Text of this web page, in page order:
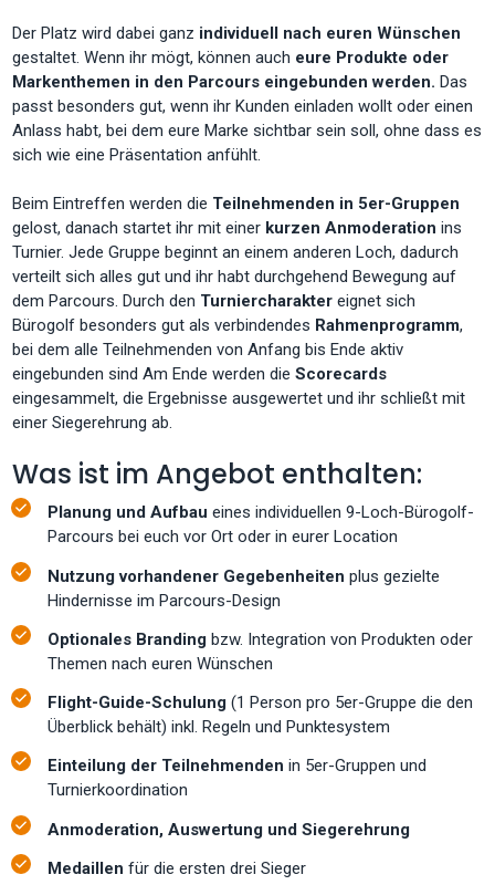
Der Platz wird dabei ganz individuell nach euren Wünschen
gestaltet. Wenn ihr mögt, können auch eure Produkte oder
Markenthemen in den Parcours eingebunden werden. Das
passt besonders gut, wenn ihr Kunden einladen wollt oder einen
Anlass habt, bei dem eure Marke sichtbar sein soll, ohne dass es
sich wie eine Präsentation anfühlt.
Beim Eintreffen werden die Teilnehmenden in 5er-Gruppen
gelost, danach startet ihr mit einer kurzen Anmoderation ins
Turnier. Jede Gruppe beginnt an einem anderen Loch, dadurch
verteilt sich alles gut und ihr habt durchgehend Bewegung auf
dem Parcours. Durch den Turniercharaktereignet sich
Bürogolf besonders gut als verbindendes Rahmenprogramm,
bei dem alle Teilnehmenden von Anfang bis Ende aktiv
eingebunden sind Am Ende werden dieScorecards
eingesammelt, die Ergebnisse ausgewertet und ihr schließt mit
einer Siegerehrung ab.
Was ist im Angebot enthalten:
Planung und Aufbau eines individuellen 9-Loch-Bürogolf-
Parcours bei euch vor Ort oder in eurer Location
Nutzung vorhandener Gegebenheiten plus gezielte
Hindernisse im Parcours-Design
Optionales Branding bzw. Integration von Produkten oder
Themen nach euren Wünschen
Flight-Guide-Schulung (1 Person pro 5er-Gruppe die den
Überblick behält) inkl. Regeln und Punktesystem
Einteilung der Teilnehmenden in 5er-Gruppen und
Turnierkoordination
Anmoderation, Auswertung und Siegerehrung
Medaillenfür die ersten drei Sieger